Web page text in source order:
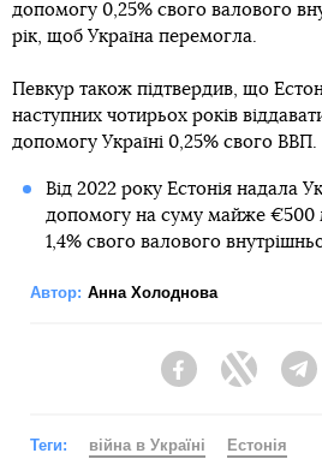
допомогу 0,25% свого валового
рік, щоб Україна перемогла.
Певкур також підтвердив, що
наступних чотирьох років
допомогу Україні 0,25% свого ВВП.
Від 2022 року Естонія надала
допомогу на суму майже €500
1,4% свого валового
Автор: Анна Холоднова
FacebookTwitter
Теги: війна в Україні Естонія